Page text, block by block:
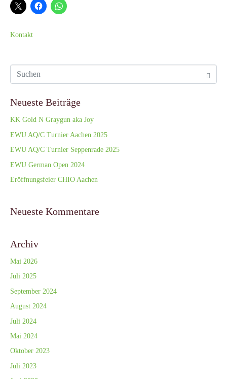
Kontakt
Neueste Beiträge
KK Gold N Graygun aka Joy
EWU AQ/C Turnier Aachen 2025
EWU AQ/C Turnier Seppenrade 2025
EWU German Open 2024
Eröffnungsfeier CHIO Aachen
Neueste Kommentare
Archiv
Mai 2026
Juli 2025
September 2024
August 2024
Juli 2024
Mai 2024
Oktober 2023
Juli 2023